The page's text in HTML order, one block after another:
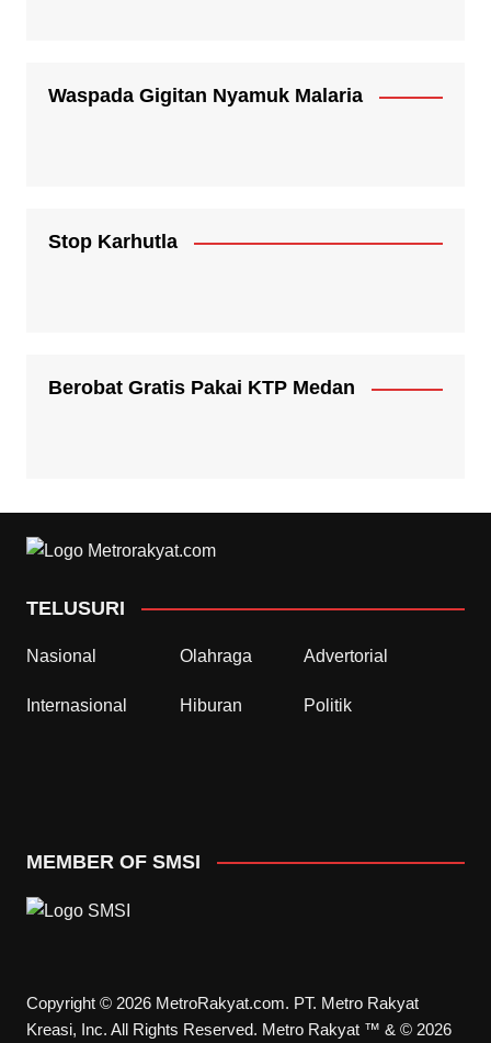
Waspada Gigitan Nyamuk Malaria
Stop Karhutla
Berobat Gratis Pakai KTP Medan
TELUSURI
Nasional Olahraga Advertorial
Internasional Hiburan Politik
MEMBER OF SMSI
Copyright © 2026 MetroRakyat.com. PT. Metro Rakyat
Kreasi, Inc. All Rights Reserved. Metro Rakyat ™ & © 2026